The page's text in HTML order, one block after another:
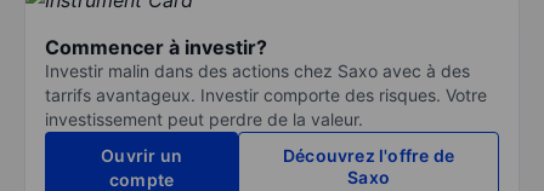
Commencer à investir?
Investir malin dans des actions chez Saxo avec à des
tarrifs avantageux. Investir comporte des risques. Votre
investissement peut perdre de la valeur.
Ouvrir un
compte
Découvrez l'offre de
Saxo